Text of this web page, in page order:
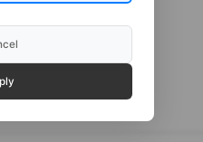
CM
CM
HVIS DER STRIKKES